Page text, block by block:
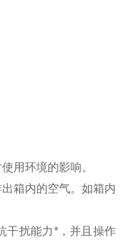
用环境的影响。
箱内的空气。如箱内
干扰能力*，并且操作